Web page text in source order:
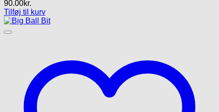
90.00kr.
Tilføj til kurv